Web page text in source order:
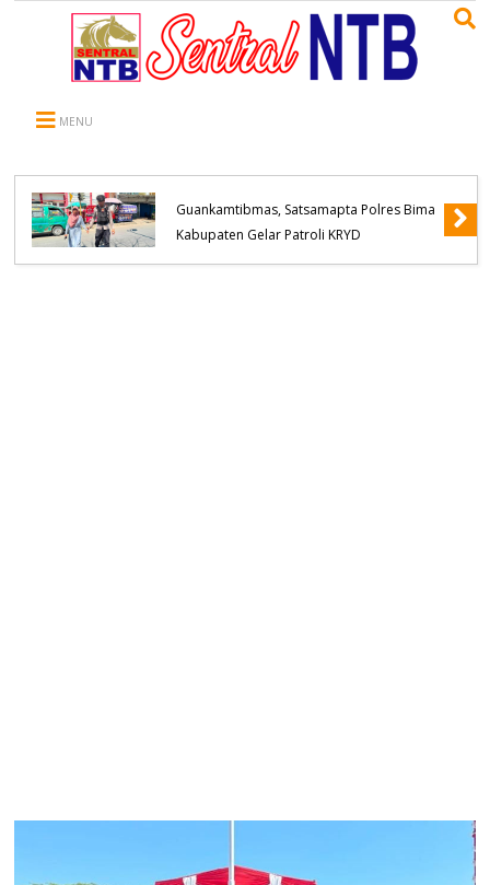
MENU
Guankamtibmas, Satsamapta Polres Bima
Kabupaten Gelar Patroli KRYD